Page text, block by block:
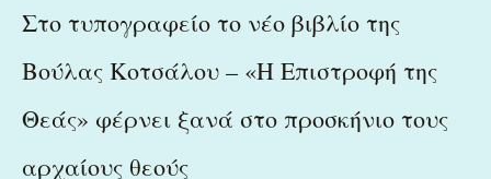
Στο τυπογραφείο το νέο βιβλίο της
Βούλας Κοτσάλου – «Η Επιστροφή της
Θεάς» φέρνει ξανά στο προσκήνιο τους
αρχαίους θεούς